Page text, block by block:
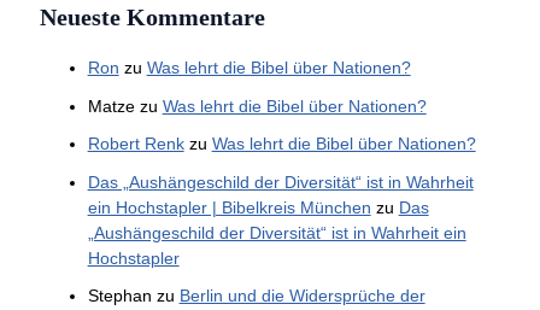
Neueste Kommentare
Ron zu Was lehrt die Bibel über Nationen?
Matzezu Was lehrt die Bibel über Nationen?
Robert Renkzu Was lehrt die Bibel über Nationen?
Das „Aushängeschild der Diversität“ ist in Wahrheit
ein Hochstapler | Bibelkreis München zu Das
„Aushängeschild der Diversität“ ist in Wahrheit ein
Hochstapler
Stephan zu Berlin und die Widersprüche der